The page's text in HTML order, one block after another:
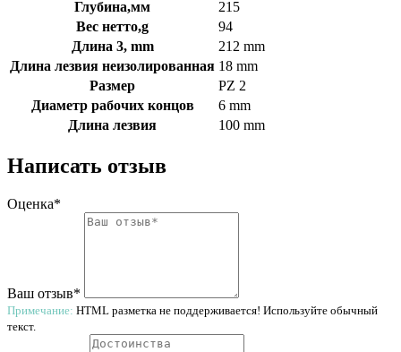
Глубина,мм
215
Вес нетто,g
94
Длина 3, mm
212 mm
Длина лезвия неизолированная 18 mm
Размер
PZ 2
Диаметр рабочих концов
6 mm
Длина лезвия
100 mm
Написать отзыв
Оценка*
Ваш отзыв*
Примечание: HTML разметка не поддерживается! Используйте обычный
текст.